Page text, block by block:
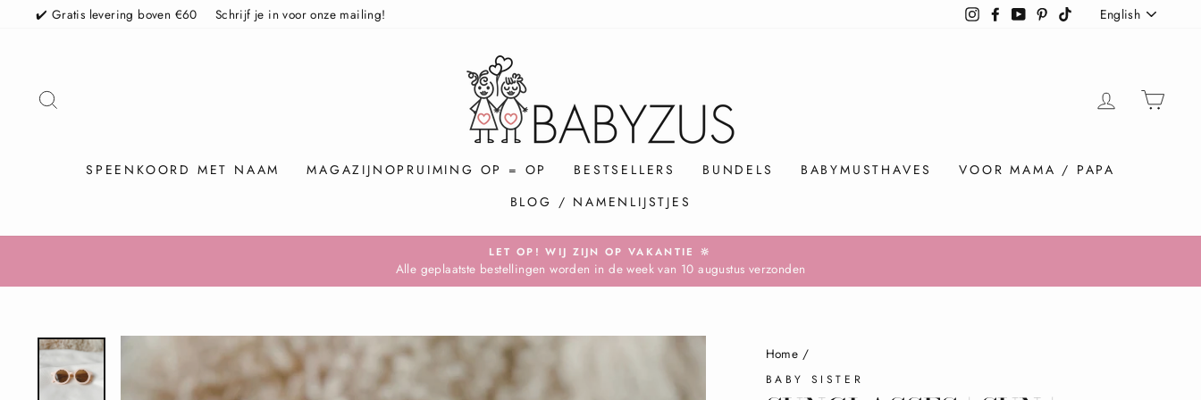
✔️ Gratis levering boven €60 Schrijf je in voor onze mailing! InstagramFacebook
YouTubePinterestTikTokEnglish
LOGIN
SPEENKOORD MET NAAM MAGAZIJNOPRUIMING OP = OP BESTSELLERS BUNDELS BABYMUSTHAVES
VOOR MAMA / PAPA
BLOG / NAMENLIJSTJES
Pause
LET OP! WIJ ZIJN OP VAKANTIE 🔆
Alle geplaatste bestellingen worden in de week van 10 augustus verzonden
Home /
BABY SISTER